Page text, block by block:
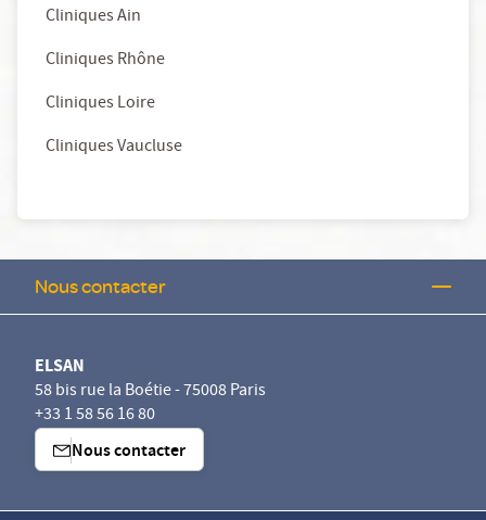
Cliniques Ain
Cliniques Rhône
Cliniques Loire
Cliniques Vaucluse
Nous contacter
ELSAN
58 bis rue la Boétie - 75008 Paris
+33 1 58 56 16 80
Nous contacter